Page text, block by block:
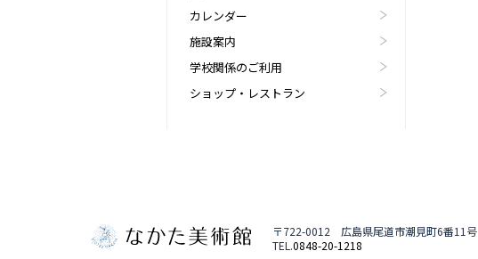
カレンダー
施設案内
学校関係のご利用
ショップ・レストラン
〒722-0012 広島県尾道市潮見町6番11号
TEL.0848-20-1218